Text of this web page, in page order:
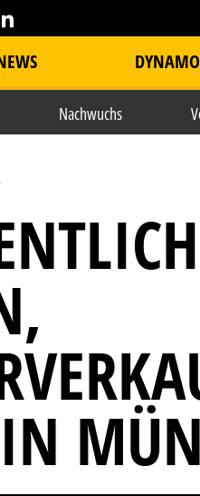
Nachwuchs